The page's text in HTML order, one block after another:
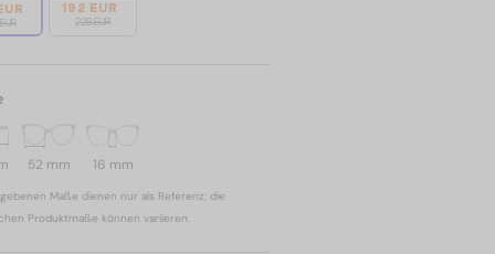
192 EUR
226 EUR
52 mm 16 mm
Maße dienen nur als Referenz; die
Produktmaße können variieren.